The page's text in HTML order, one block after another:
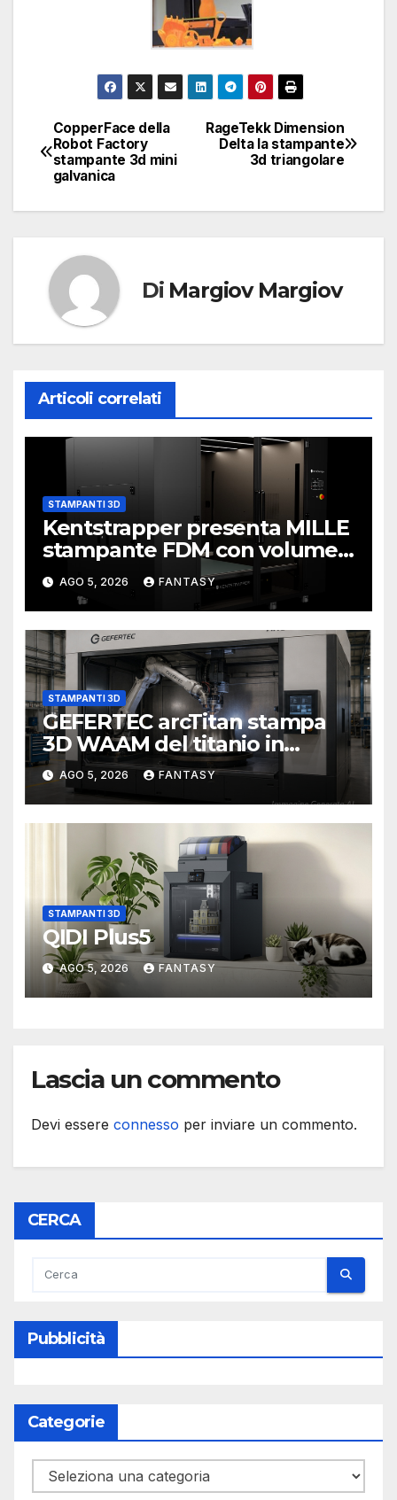
Navigazione
articoli
RageTekk Dimension
Delta la stampante
3d triangolare
CopperFace della
Robot Factory
stampante 3d mini
galvanica
Di Margiov Margiov
Articoli correlati
STAMPANTI 3D
Kentstrapper presenta MILLE
stampante FDM con volume
di stampa da un metro cubo
AGO 5, 2026 FANTASY
STAMPANTI 3D
GEFERTEC arcTitan stampa
3D WAAM del titanio in
camera inerte
AGO 5, 2026 FANTASY
STAMPANTI 3D
QIDI Plus5
AGO 5, 2026 FANTASY
Lascia un commento
Devi essere connesso per inviare un commento.
CERCA
Pubblicità
Categorie
Categorie